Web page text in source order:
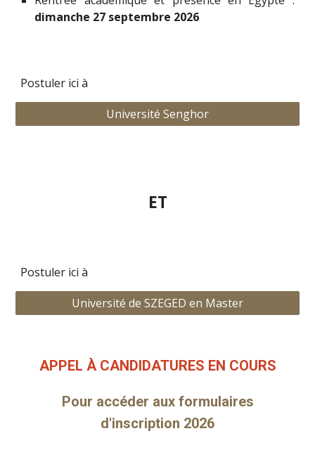
dimanche 27 septembre 2026
Postuler ici à
Université Senghor
ET
Postuler ici à
Université de SZEGED en Master
APPEL À CANDIDATURES EN COURS
Pour accéder aux formulaires
d'inscription 2026